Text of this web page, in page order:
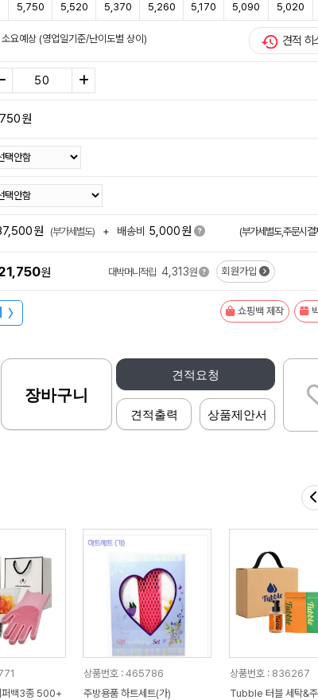
5,750 5,520 5,370 5,260 5,170 5,090 5,020
요예상 (영업일기준/난이도별 상이) 견적 히
원
원 (부가세별도) + 배송비 5,000원 (부가세별도,주문시결
원 대박머니적립 4,313원 회원가입
〉 쇼핑백 제작
견적요청
견적출력 상품제안서
장바구니
퍼백3종 500+
상품번호 : 465786
주방용품 하트세트(가)
상품번호 : 836267
Tubble 터블 세탁&